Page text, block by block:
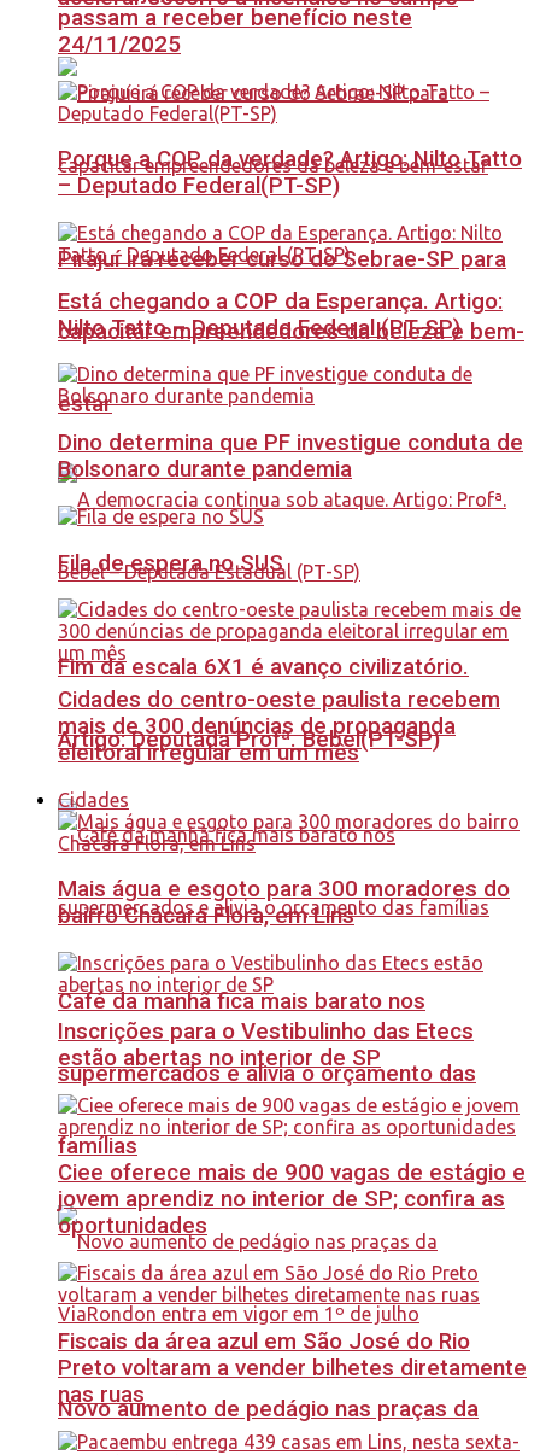
Pirajuí irá receber curso do Sebrae-SP para
capacitar empreendedores da beleza e bem-
estar
Fim da escala 6X1 é avanço civilizatório.
Artigo: Deputada Profª. Bebel(PT-SP)
Café da manhã fica mais barato nos
supermercados e alivia o orçamento das
famílias
Novo aumento de pedágio nas praças da
passam a receber benefício neste
24/11/2025
Porque a COP da verdade? Artigo: Nilto Tatto
– Deputado Federal(PT-SP)
Está chegando a COP da Esperança. Artigo:
Nilto Tatto – Deputado Federal (PT-SP)
Dino determina que PF investigue conduta de
Bolsonaro durante pandemia
Fila de espera no SUS
Cidades do centro-oeste paulista recebem
mais de 300 denúncias de propaganda
eleitoral irregular em um mês
Cidades
Mais água e esgoto para 300 moradores do
bairro Chácara Flora, em Lins
Inscrições para o Vestibulinho das Etecs
estão abertas no interior de SP
Ciee oferece mais de 900 vagas de estágio e
jovem aprendiz no interior de SP; confira as
oportunidades
Fiscais da área azul em São José do Rio
Preto voltaram a vender bilhetes diretamente
nas ruas